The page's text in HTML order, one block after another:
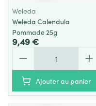
Weleda
Weleda Calendula
Pommade 25g
9,49 €
Ajouter au panier